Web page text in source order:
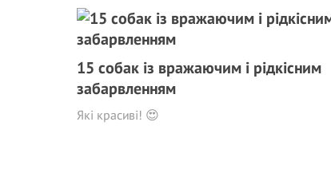
15 собак із вражаючим і рідкісним
забарвленням
Які красиві! 😍